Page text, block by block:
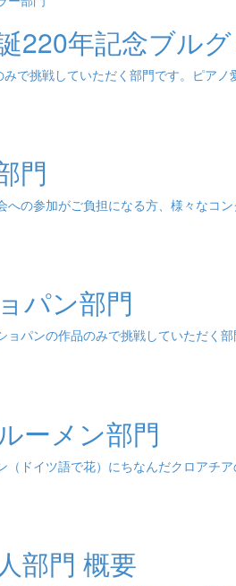
220年記念ブル
で挑戦していただく部門です。ピア
門
への参加がご負担になる方、様々なコ
パン部門
ョパンの作品のみで挑戦していただく
ーメン部門
（ドイツ語で花）にちなんだクロアチ
部門 概要